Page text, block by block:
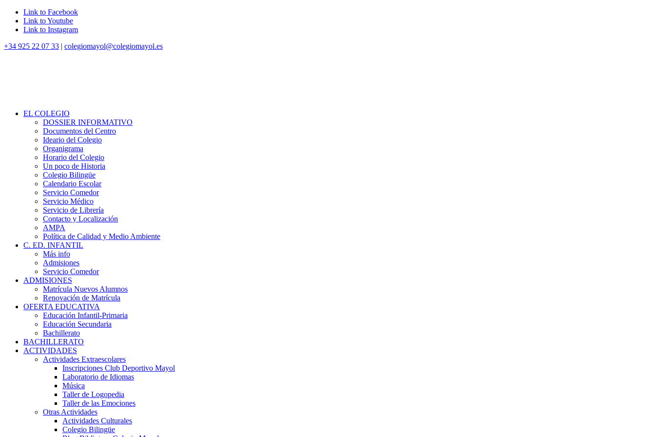
Link to Facebook
Link to Youtube
Link to Instagram
+34 925 22 07 33 | colegiomayol@colegiomayol.es
EL COLEGIO
DOSSIER INFORMATIVO
Documentos del Centro
Ideario del Colegio
Organigrama
Horario del Colegio
Un poco de Historia
Colegio Bilingüe
Calendario Escolar
Servicio Comedor
Servicio Médico
Servicio de Librería
Contacto y Localización
AMPA
Política de Calidad y Medio Ambiente
C. ED. INFANTIL
Más info
Admisiones
Servicio Comedor
ADMISIONES
Matrícula Nuevos Alumnos
Renovación de Matrícula
OFERTA EDUCATIVA
Educación Infantil-Primaria
Educación Secundaria
Bachillerato
BACHILLERATO
ACTIVIDADES
Actividades Extraescolares
Inscripciones Club Deportivo Mayol
Laboratorio de Idiomas
Música
Taller de Logopedia
Taller de las Emociones
Otras Actividades
Actividades Culturales
Colegio Bilingüe